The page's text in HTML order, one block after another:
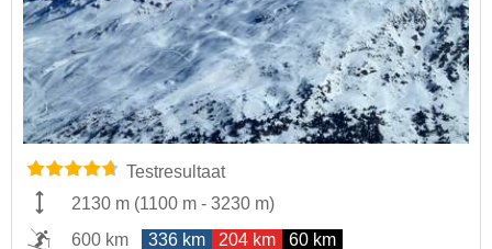
Testresultaat
2130 m (1100 m - 3230 m)
600 km
336 km 204 km 60 km